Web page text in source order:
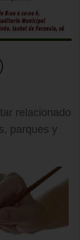
relacionado
parques y